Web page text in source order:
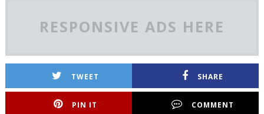
RESPONSIVE ADS HERE
TWEET SHARE
PIN IT COMMENT